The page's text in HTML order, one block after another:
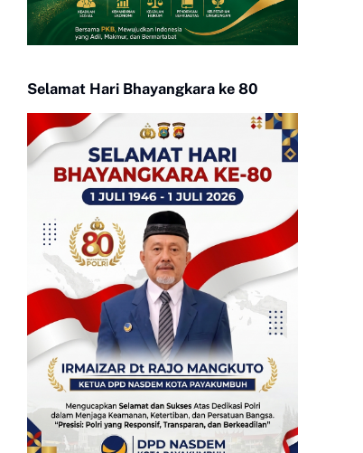
Selamat Hari Bhayangkara ke 80